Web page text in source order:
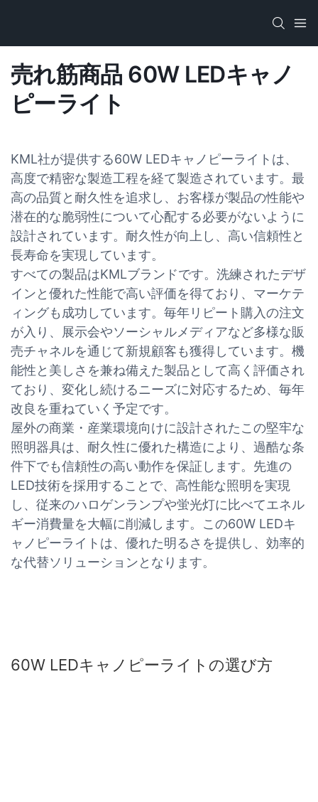
売れ筋商品 60W LEDキャノ
ピーライト
KML社が提供する60W LEDキャノピーライトは、
高度で精密な製造工程を経て製造されています。最
高の品質と耐久性を追求し、お客様が製品の性能や
潜在的な脆弱性について心配する必要がないように
設計されています。耐久性が向上し、高い信頼性と
長寿命を実現しています。
すべての製品はKMLブランドです。洗練されたデザ
インと優れた性能で高い評価を得ており、マーケテ
ィングも成功しています。毎年リピート購入の注文
が入り、展示会やソーシャルメディアなど多様な販
売チャネルを通じて新規顧客も獲得しています。機
能性と美しさを兼ね備えた製品として高く評価され
ており、変化し続けるニーズに対応するため、毎年
改良を重ねていく予定です。
屋外の商業・産業環境向けに設計されたこの堅牢な
照明器具は、耐久性に優れた構造により、過酷な条
件下でも信頼性の高い動作を保証します。先進の
LED技術を採用することで、高性能な照明を実現
し、従来のハロゲンランプや蛍光灯に比べてエネル
ギー消費量を大幅に削減します。この60W LEDキ
ャノピーライトは、優れた明るさを提供し、効率的
な代替ソリューションとなります。
60W LEDキャノピーライトの選び方